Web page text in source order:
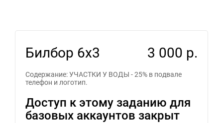
Билбор 6х3 3 000 р.
Содержание: УЧАСТКИ У ВОДЫ - 25% в подвале
телефон и логотип.
Доступ к этому заданию для
базовых аккаунтов закрыт